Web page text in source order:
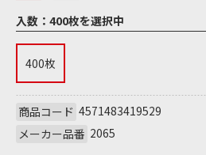
入数： 400枚を選択中
400枚
商品コード 4571483419529
メーカー品番 2065